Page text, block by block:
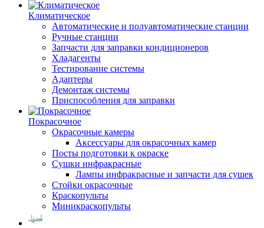
Климатическое
Автоматические и полуавтоматические станции
Ручные станции
Запчасти для заправки кондиционеров
Хладагенты
Тестирование системы
Адаптеры
Демонтаж системы
Приспособления для заправки
Покрасочное
Окрасочные камеры
Аксессуары для окрасочных камер
Посты подготовки к окраске
Сушки инфракрасные
Лампы инфракрасные и запчасти для сушек
Стойки окрасочные
Краскопульты
Миникраскопульты